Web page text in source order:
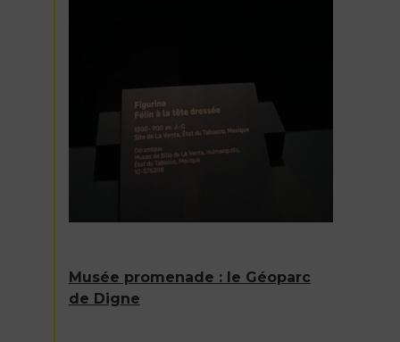
Musée promenade : le Géoparc
de Digne